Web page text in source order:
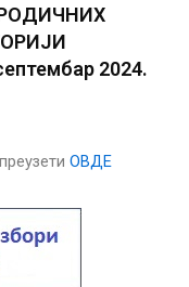
2024.
ОВДЕ